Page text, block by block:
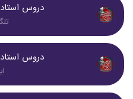
دروس
دروس